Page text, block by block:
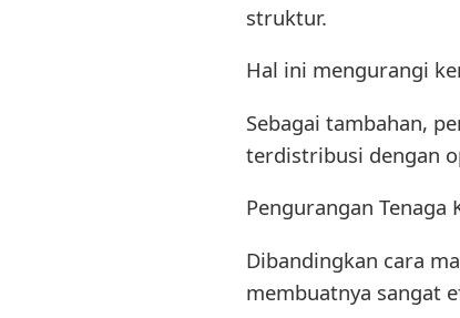
struktur.
Hal ini mengurangi
Sebagai tambahan,
terdistribusi dengan
Pengurangan Tenaga
Dibandingkan cara
membuatnya sangat